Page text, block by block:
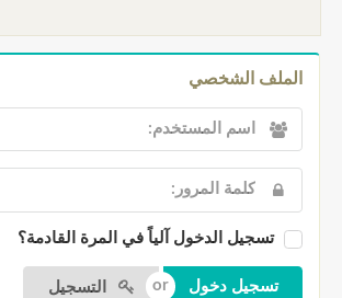
الملف الشخصي
تسجيل الدخول آلياً في المرة القادمة؟
التسجيل